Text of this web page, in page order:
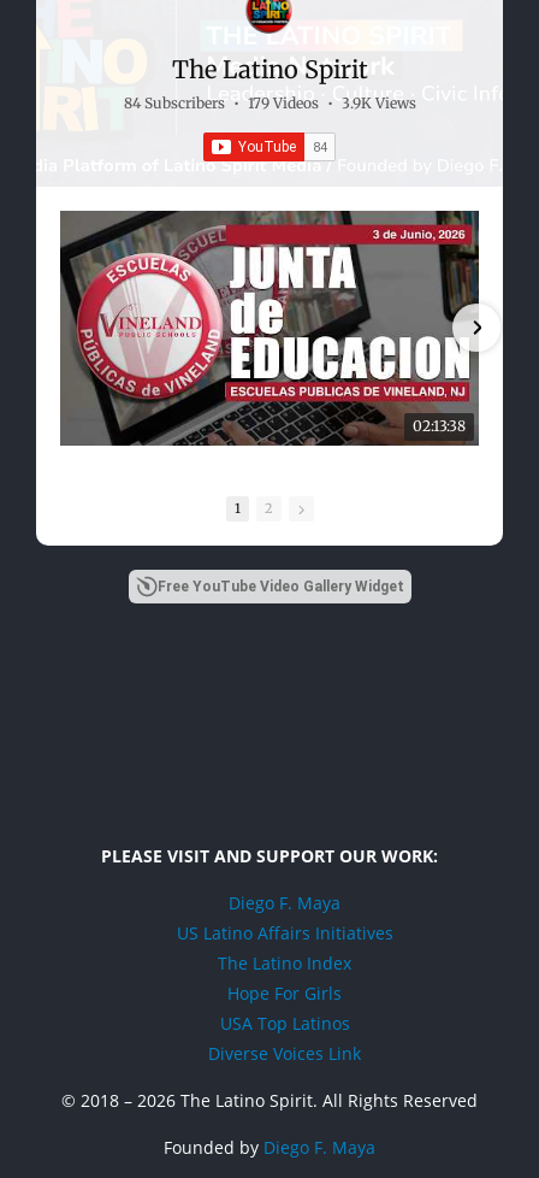
The Latino Spirit
84 Subscribers • 179 Videos • 3.9K Views
02:13:38
1 2
Free YouTube Video Gallery Widget
PLEASE VISIT AND SUPPORT OUR WORK:
Diego F. Maya
US Latino Affairs Initiatives
The Latino Index
Hope For Girls
USA Top Latinos
Diverse Voices Link
© 2018 – 2026 The Latino Spirit. All Rights Reserved
Founded by Diego F. Maya